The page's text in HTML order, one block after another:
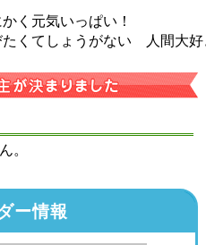
かく元気いっぱい！
たくてしょうがない 人間大好
。
ー情報